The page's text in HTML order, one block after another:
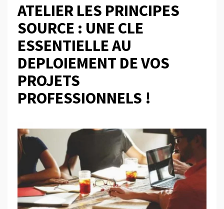
ATELIER LES PRINCIPES
SOURCE : UNE CLE
ESSENTIELLE AU
DEPLOIEMENT DE VOS
PROJETS
PROFESSIONNELS !